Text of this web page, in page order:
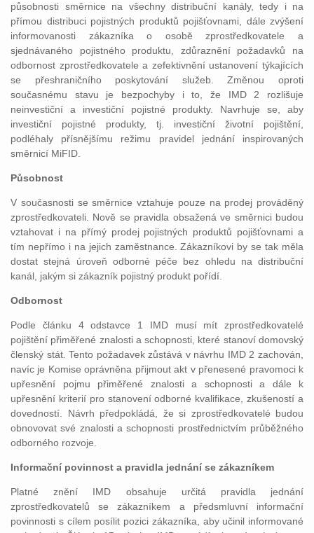
působnosti směrnice na všechny distribuční kanály, tedy i na
přímou distribuci pojistných produktů pojišťovnami, dále zvýšení
informovanosti zákazníka o osobě zprostředkovatele a
sjednávaného pojistného produktu, zdůraznění požadavků na
odbornost zprostředkovatele a zefektivnění ustanovení týkajících
se přeshraničního poskytování služeb. Změnou oproti
současnému stavu je bezpochyby i to, že IMD 2 rozlišuje
neinvestiční a investiční pojistné produkty. Navrhuje se, aby
investiční pojistné produkty, tj. investiční životní pojištění,
podléhaly přísnějšímu režimu pravidel jednání inspirovaných
směrnicí MiFID.
Působnost
V současnosti se směrnice vztahuje pouze na prodej prováděný
zprostředkovateli. Nově se pravidla obsažená ve směrnici budou
vztahovat i na přímý prodej pojistných produktů pojišťovnami a
tím nepřímo i na jejich zaměstnance. Zákazníkovi by se tak měla
dostat stejná úroveň odborné péče bez ohledu na distribuční
kanál, jakým si zákazník pojistný produkt pořídí.
Odbornost
Podle článku 4 odstavce 1 IMD musí mít zprostředkovatelé
pojištění přiměřené znalosti a schopnosti, které stanoví domovský
členský stát. Tento požadavek zůstává v návrhu IMD 2 zachován,
navíc je Komise oprávněna přijmout akt v přenesené pravomoci k
upřesnění pojmu přiměřené znalosti a schopnosti a dále k
upřesnění kriterií pro stanovení odborné kvalifikace, zkušeností a
dovedností. Návrh předpokládá, že si zprostředkovatelé budou
obnovovat své znalosti a schopnosti prostřednictvím průběžného
odborného rozvoje.
Informační povinnost a pravidla jednání se zákazníkem
Platné znění IMD obsahuje určitá pravidla jednání
zprostředkovatelů se zákazníkem a předsmluvní informační
povinnosti s cílem posílit pozici zákazníka, aby učinil informované